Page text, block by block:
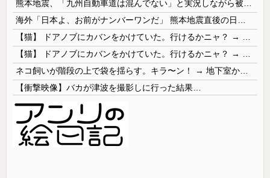
【衝撃映像】バカが津波を撮影しに行った結果…